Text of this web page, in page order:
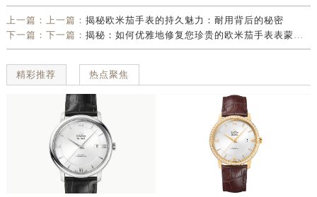
上一篇：上一篇： 揭秘欧米茄手表的持久魅力：耐用背后的秘密
下一篇：下一篇： 揭秘：如何优雅地修复您珍贵的欧米茄手表表蒙划痕
精彩推荐 热点聚焦